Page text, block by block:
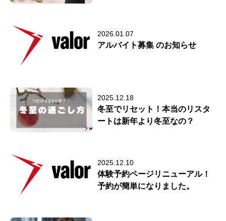
2026.01.07
アルバイト募集 のお知らせ
2025.12.18
冬至でリセット！本当のリスタ
ートは新年より冬至なの？
2025.12.10
体験予約ページリニューアル！
予約が簡単になりました。